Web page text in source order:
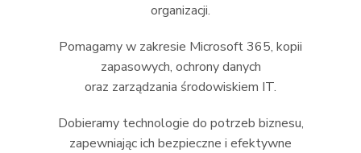
organizacji.
Pomagamy w zakresie Microsoft 365, kopii
zapasowych, ochrony danych
oraz zarządzania środowiskiem IT.
Dobieramy technologie do potrzeb biznesu,
zapewniając ich bezpieczne i efektywne